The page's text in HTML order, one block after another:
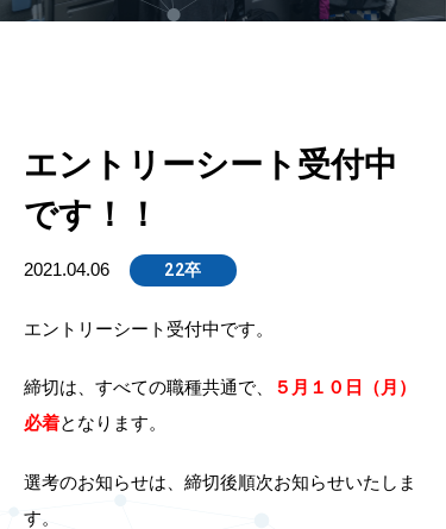
エントリーシート受付中
です！！
2021.04.06 22卒
エントリーシート受付中です。
締切は、すべての職種共通で、
５月１０日（月）
必着となります。
選考のお知らせは、締切後順次お知らせいたしま
す。